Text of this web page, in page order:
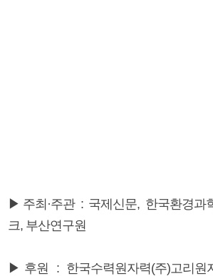
▶주최·주관 : 국제신문, 한국환경과
크, 부산연구원
▶후원 : 한국수력원자력(주)고리원